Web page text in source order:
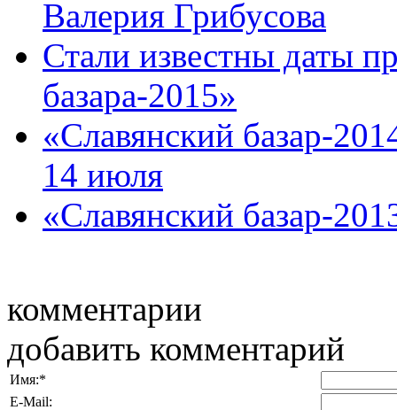
Валерия Грибусова
Стали известны даты
базара-2015»
«Славянский базар-
14 июля
«Славянский базар-
комментарии
добавить комментарий
Имя:*
E-Mail: